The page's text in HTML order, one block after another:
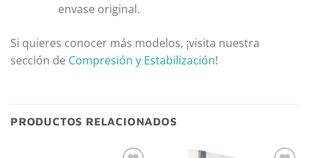
envase original.
Si quieres conocer más modelos, ¡visita nuestra
sección de Compresión y Estabilización!
PRODUCTOS RELACIONADOS